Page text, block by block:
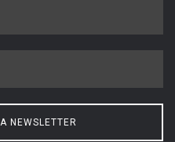
NEWSLETTER